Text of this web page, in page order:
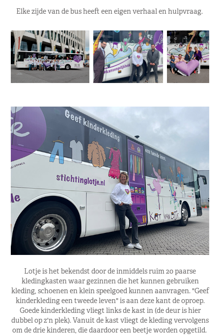
Elke zijde van de bus heeft een eigen verhaal en hulpvraag.
Lotje is het bekendst door de inmiddels ruim 20 paarse
kledingkasten waar gezinnen die het kunnen gebruiken
kleding, schoenen en klein speelgoed kunnen aanvragen. "Geef
kinderkleding een tweede leven" is aan deze kant de oproep.
Goede kinderkleding vliegt links de kast in (de deur is hier
dubbel op z'n plek). Vanuit de kast vliegt de kleding vervolgens
om de drie kinderen, die daardoor een beetje worden opgetild.